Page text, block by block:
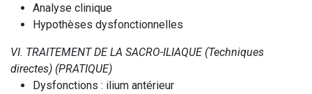
Analyse clinique
Hypothèses dysfonctionnelles
VI. TRAITEMENT DE LA SACRO-ILIAQUE (Techniques
directes) (PRATIQUE)
Dysfonctions : ilium antérieur